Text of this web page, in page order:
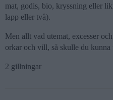
mat, godis, bio, kryssning eller
lapp eller två).
Men allt vad utemat, excesser
orkar och vill, så skulle du
2 gillningar